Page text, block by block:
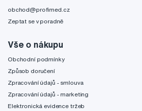
obchod@profimed.cz
Zeptat se v poradně
Vše o nákupu
Obchodní podmínky
Způsob doručení
Zpracování údajů - smlouva
Zpracování údajů - marketing
Elektronická evidence tržeb